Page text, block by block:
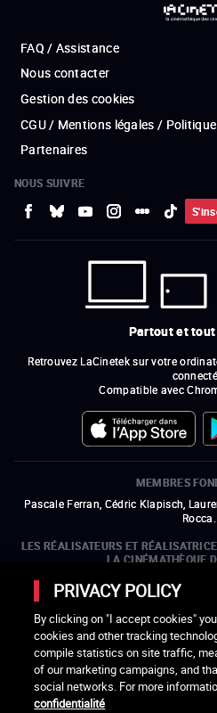
FAQ / Assistance
Nous contacter
Gestion des cookies
CGU / Mentions légales /
Partenaires
NOUS SUIVRE
Partout et
Retrouvez LaCinetek sur votre
Compatible avec
MEMBRES
Pascale Ferran, Cédric Klapisch,
Rocca.
LES RÉALISATEURS ET
LA CINÉMATHÈQUE
Olivier Assayas, Bertrand Bonello,
l'ARP), Rebecca Zlotowski et Mikael
LES ORGANISMES MEMBRES DE
DES
PRIVACY POLICY
By clicking on "I accept cookies"
cookies and other tracking
compile statistics on site traffic,
of our marketing campaigns, and
social networks. For more
confidentialité